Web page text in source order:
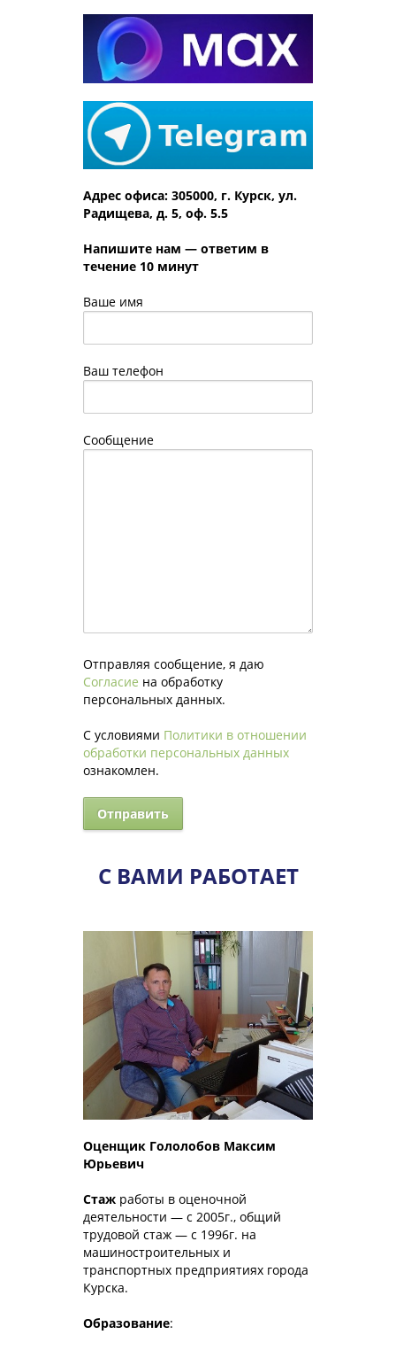
Адрес офиса: 305000, г. Курск, ул.
Радищева, д. 5, оф. 5.5
Напишите нам — ответим в
течение 10 минут
Ваше имя
Ваш телефон
Сообщение
Отправляя сообщение, я даю
Согласие на обработку
персональных данных.
С условиями Политики в отношении
обработки персональных данных
ознакомлен.
С ВАМИ РАБОТАЕТ
Оценщик Гололобов Максим
Юрьевич
Стаж работы в оценочной
деятельности — с 2005г., общий
трудовой стаж — с 1996г. на
машиностроительных и
транспортных предприятиях города
Курска.
Образование: